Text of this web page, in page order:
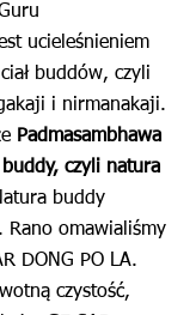
ucieleśnieniem
buddów, czyli
i nirmanakaji.
Padmasambhawa
czyli natura
buddy
omawialiśmy
DONG PO LA.
czystość,